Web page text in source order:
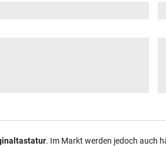
. Im Markt werden jedoch auch